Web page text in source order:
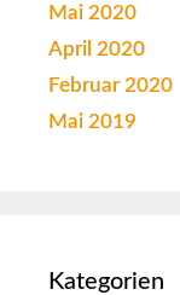
Mai 2020
April 2020
Februar 2020
Mai 2019
Kategorien